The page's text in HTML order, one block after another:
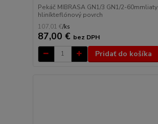
Pekáč MIBRASA GN1/3 GN1/2-60mmliaty
hliníkteflónový povrch
107,01 €/ks
87,00 € bez DPH
Pridať do košíka